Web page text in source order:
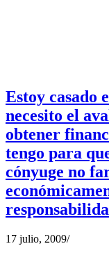
Estoy casado
necesito el
obtener
tengo para
cónyuge no
17 julio, 2009/